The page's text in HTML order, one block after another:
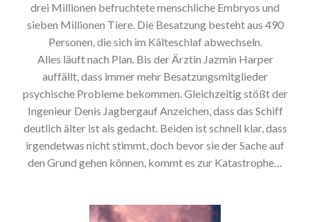
drei Millionen befruchtete menschliche Embryos und
sieben Millionen Tiere. Die Besatzung besteht aus 490
Personen, die sich im Kälteschlaf abwechseln.
Alles läuft nach Plan. Bis der Ärztin Jazmin Harper
auffällt, dass immer mehr Besatzungsmitglieder
psychische Probleme bekommen. Gleichzeitig stößt der
Ingenieur Denis Jagbergauf Anzeichen, dass das Schiff
deutlich älter ist als gedacht. Beiden ist schnell klar, dass
irgendetwas nicht stimmt, doch bevor sie der Sache auf
den Grund gehen können, kommt es zur Katastrophe…